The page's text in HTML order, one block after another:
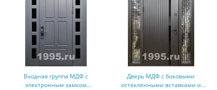
Входная группа МДФ с
электронным замком
Дверь МДФ с боковыми
остекленными вставками и